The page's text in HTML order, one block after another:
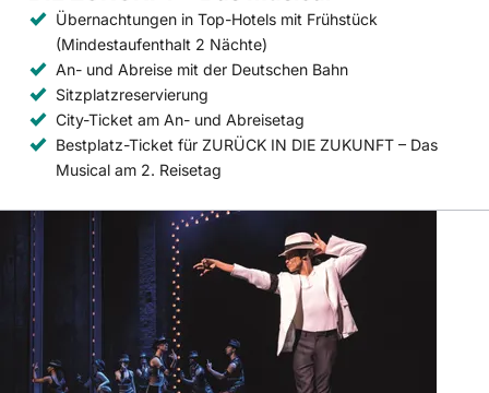
Übernachtungen in Top-Hotels mit Frühstück
(Mindestaufenthalt 2 Nächte)
An- und Abreise mit der Deutschen Bahn
Sitzplatzreservierung
City-Ticket am An- und Abreisetag
Bestplatz-Ticket für ZURÜCK IN DIE ZUKUNFT – Das
Musical am 2. Reisetag